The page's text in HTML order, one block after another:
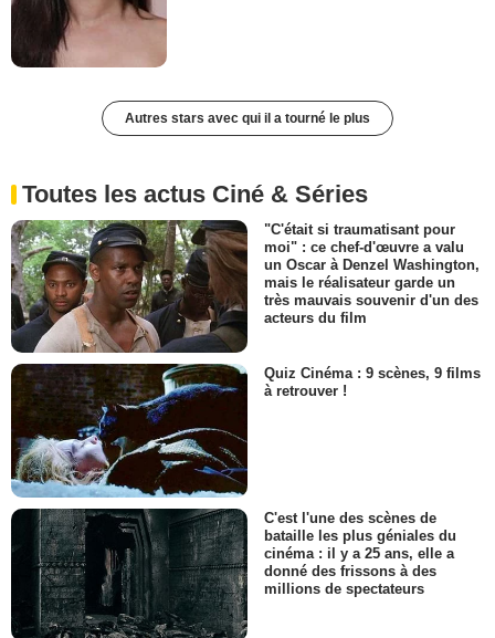
Autres stars avec qui il a tourné le plus
Toutes les actus Ciné & Séries
"C'était si traumatisant pour
moi" : ce chef-d'œuvre a valu
un Oscar à Denzel Washington,
mais le réalisateur garde un
très mauvais souvenir d'un des
acteurs du film
Quiz Cinéma : 9 scènes, 9 films
à retrouver !
C'est l'une des scènes de
bataille les plus géniales du
cinéma : il y a 25 ans, elle a
donné des frissons à des
millions de spectateurs